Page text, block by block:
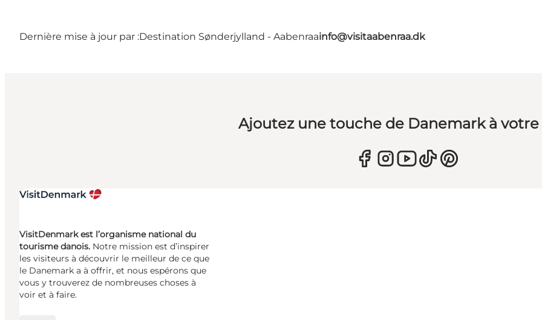
Dernière mise à jour par :Destination Sønderjylland - Aabenraainfo@visitaabenraa.dk
Ajoutez une touche de Danemark à
VisitDenmark est l’organisme national du
tourisme danois. Notre mission est d’inspirer
les visiteurs à découvrir le meilleur de ce que
le Danemark a à offrir, et nous espérons que
vous y trouverez de nombreuses choses à
voir et à faire.